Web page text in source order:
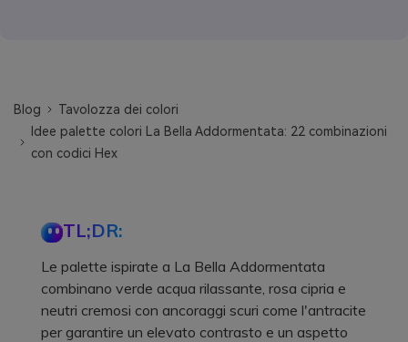
Blog
Tavolozza dei colori
Idee palette colori La Bella Addormentata: 22 combinazioni
con codici Hex
TL;DR:
Le palette ispirate a La Bella Addormentata
combinano verde acqua rilassante, rosa cipria e
neutri cremosi con ancoraggi scuri come l'antracite
per garantire un elevato contrasto e un aspetto